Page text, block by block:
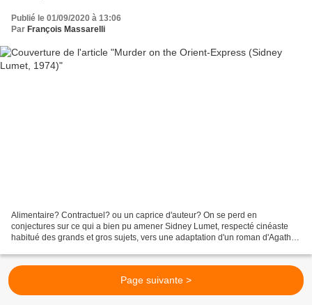
Publié le 01/09/2020 à 13:06
Par François Massarelli
Alimentaire? Contractuel? ou un caprice d'auteur? On se perd en
conjectures sur ce qui a bien pu amener Sidney Lumet, respecté cinéaste
habitué des grands et gros sujets, vers une adaptation d'un roman d'Agatha
Page suivante >